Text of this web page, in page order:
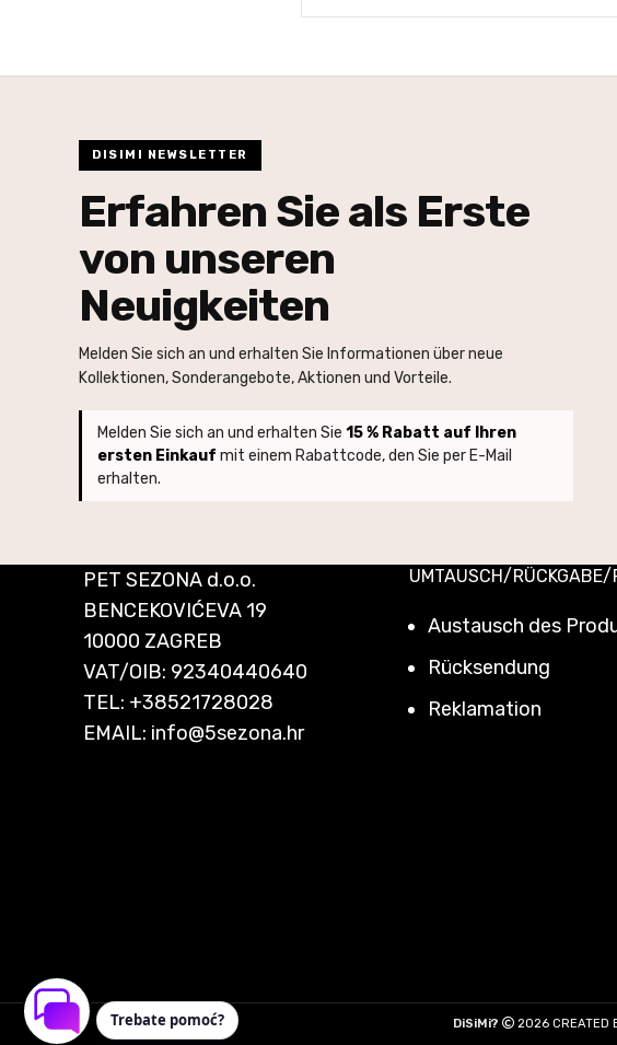
DISIMI NEWSLETTER
Erfahren Sie als Erste
von unseren
Neuigkeiten
Melden Sie sich an und erhalten Sie Informationen über neue
Kollektionen, Sonderangebote, Aktionen und Vorteile.
Melden Sie sich an und erhalten Sie 15 % Rabatt auf Ihren
ersten Einkauf mit einem Rabattcode, den Sie per E-Mail
erhalten.
PET SEZONA d.o.o.
BENCEKOVIĆEVA 19
10000 ZAGREB
VAT/OIB: 92340440640
TEL: +38521728028
EMAIL: info@5sezona.hr
UMTAUSCH/RÜCKGABE/
Austausch des
Rücksendung
Reklamation
DiSiMi? 2026 CREATED
Trebate pomoć?